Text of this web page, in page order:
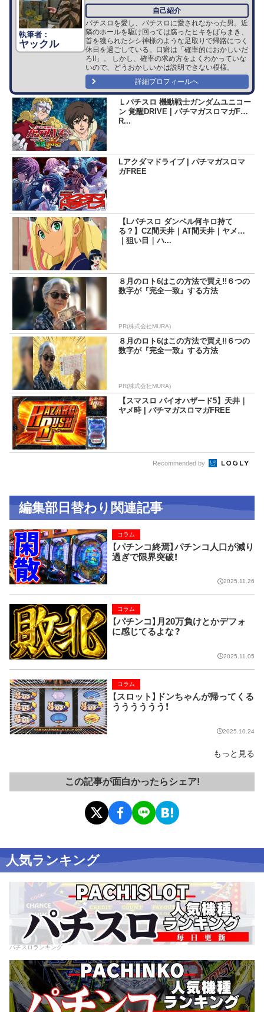
ヤックル
パチスロを愛し、パチスロに愛されなかった男。近
隣のホールを駆け回っては腐ったヒキをばらまき、
首を獲られたシシ神様のような足取りで帰路につく
休日を過ごしている。口癖は「確率的におかしいだ
ろ!!」。 しかし、確率の求め方をよくわかっていな
いので、どうおかしいかは説明できない模様。
詳細プロフィールへ
Ｌパチスロ 機動戦士ガンダムユニコー
ン 覚醒DRIVE | パチマガスロマガF
R...
Lアクダマドライブ | パチマガスロマ
ガFREE
【Lパチスロ ダンベル何キロ持て
る？】CZ間天井｜AT間天井｜ヤメ時
｜狙い目｜ハ...
８月のロト6はこの方法で買え!!６つの
数字が『完全一致』する方法
PR(株式会社MURA)
８月のロト6はこの方法で買え!!６つの
数字が『完全一致』する方法
PR(株式会社MURA)
【スマスロ バイオハザード5】天井｜
ヤメ時 | パチマガスロマガFREE
Recommended by
編集部日替わり関連記事
【パチンコ終焉】パチンコ人口が減り
過ぎで限界突破！
コラム
2025.11.26
【パチンコ】月20万負けとかデフォ
に感じてるよな？
コラム
2025.11.05
【スロット】ドンちゃんが帰ってくる
うううううう！
コラム
2025.10.24
もっと見る
この記事が面白かったらシェア!
人気ランキング
パチスロランキング